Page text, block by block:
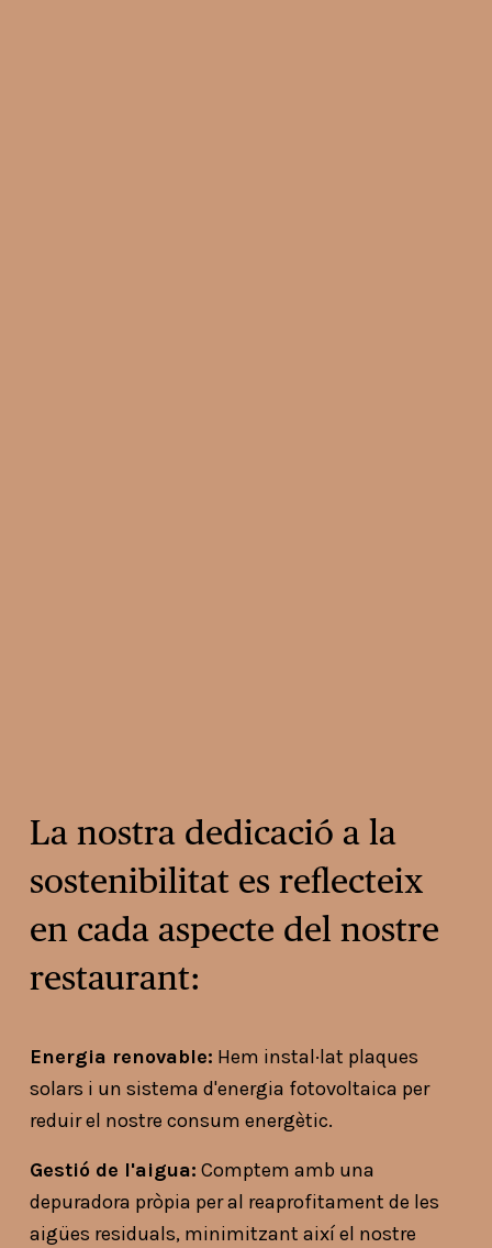
La nostra dedicació a la
sostenibilitat es reflecteix
en cada aspecte del nostre
restaurant:
Energia renovable: Hem instal·lat plaques
solars i un sistema d'energia fotovoltaica per
reduir el nostre consum energètic.
Gestió de l'aigua: Comptem amb una
depuradora pròpia per al reaprofitament de les
aigües residuals, minimitzant així el nostre